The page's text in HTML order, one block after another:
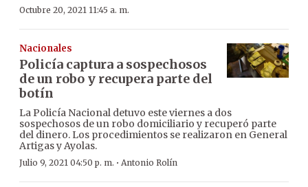
Octubre 20, 2021 11:45 a. m.
Nacionales
Policía captura a sospechosos
de un robo y recupera parte del
botín
La Policía Nacional detuvo este viernes a dos
sospechosos de un robo domiciliario y recuperó parte
del dinero. Los procedimientos se realizaron en General
Artigas y Ayolas.
Julio 9, 2021 04:50 p. m. · Antonio Rolín